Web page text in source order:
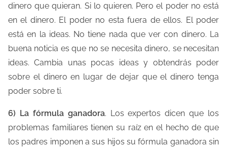
dinero que quieran. Si lo quieren. Pero el poder no está
en el dinero. El poder no esta fuera de ellos. El poder
está en la ideas. No tiene nada que ver con dinero. La
buena noticia es que no se necesita dinero, se necesitan
ideas. Cambia unas pocas ideas y obtendrás poder
sobre el dinero en lugar de dejar que el dinero tenga
poder sobre ti.
6) La fórmula ganadora. Los expertos dicen que los
problemas familiares tienen su raíz en el hecho de que
los padres imponen a sus hijos su fórmula ganadora sin